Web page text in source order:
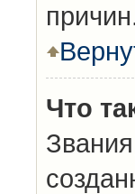
Что